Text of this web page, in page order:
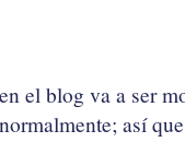
el blog va a ser
así